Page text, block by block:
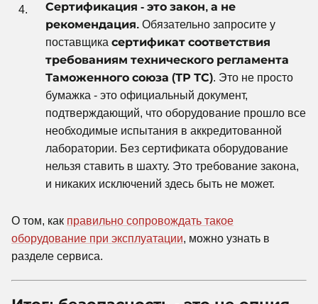
Сертификация - это закон, а не
рекомендация. Обязательно запросите у
поставщика сертификат соответствия
требованиям технического регламента
Таможенного союза (ТР ТС). Это не просто
бумажка - это официальный документ,
подтверждающий, что оборудование прошло все
необходимые испытания в аккредитованной
лаборатории. Без сертификата оборудование
нельзя ставить в шахту. Это требование закона,
и никаких исключений здесь быть не может.
О том, как правильно сопровождать такое
оборудование при эксплуатации, можно узнать в
разделе сервиса.